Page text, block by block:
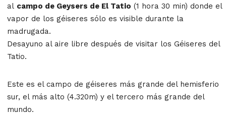
al campo de Geysers de El Tatio (1 hora 30 min) donde el
vapor de los géiseres sólo es visible durante la
madrugada.
Desayuno al aire libre después de visitar los Géiseres del
Tatio.
Este es el campo de géiseres más grande del hemisferio
sur, el más alto (4.320m) y el tercero más grande del
mundo.